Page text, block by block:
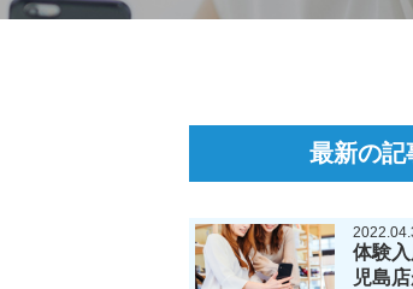
最新の記
体験
児島